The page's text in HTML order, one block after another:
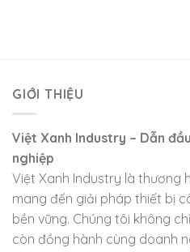
GIỚI THIỆU
Việt Xanh Industry – Dẫn
nghiệp
Việt Xanh Industry là thương
mang đến giải pháp thiết bị
bền vững. Chúng tôi không
còn đồng hành cùng doanh